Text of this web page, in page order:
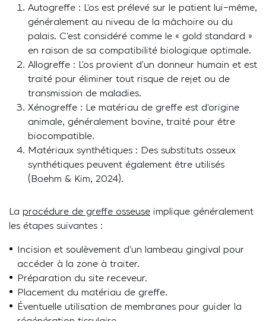
Autogreffe : L’os est prélevé sur le patient lui-même,
généralement au niveau de la mâchoire ou du
palais. C’est considéré comme le « gold standard »
en raison de sa compatibilité biologique optimale.
Allogreffe : L’os provient d’un donneur humain et est
traité pour éliminer tout risque de rejet ou de
transmission de maladies.
Xénogreffe : Le matériau de greffe est d’origine
animale, généralement bovine, traité pour être
biocompatible.
Matériaux synthétiques : Des substituts osseux
synthétiques peuvent également être utilisés
(Boehm & Kim, 2024).
La procédure de greffe osseuse implique généralement
les étapes suivantes :
Incision et soulèvement d’un lambeau gingival pour
accéder à la zone à traiter.
Préparation du site receveur.
Placement du matériau de greffe.
Éventuelle utilisation de membranes pour guider la